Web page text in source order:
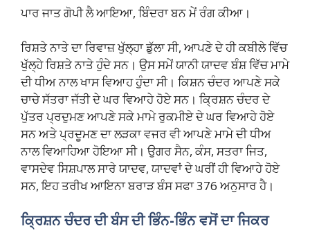
ਪਾਰ ਜਾਤ ਗੋਪੀ ਲੈ ਆਇਆ, ਬਿੰਦਰਾ ਬਨ ਮੇਂ ਰੰਗ ਕੀਆ।
ਰਿਸ਼ਤੇ ਨਾਤੇ ਦਾ ਰਿਵਾਜ਼ ਖੁੱਲ੍ਹਾ ਡੁੱਲਾ ਸੀ, ਆਪਣੇ ਦੇ ਹੀ ਕਬੀਲੇ ਵਿੱਚ
ਖੁੱਲ੍ਹੇ ਰਿਸ਼ਤੇ ਨਾਤੇ ਹੁੰਦੇ ਸਨ। ਉਸ ਸਮੇਂ ਯਾਨੀ ਯਾਦਵ ਬੰਸ਼ ਵਿੱਚ ਮਾਮੇ
ਦੀ ਧੀਅ ਨਾਲ ਖਾਸ ਵਿਆਹ ਹੁੰਦਾ ਸੀ। ਕਿਸ਼ਨ ਚੰਦਰ ਆਪਣੇ ਸਕੇ
ਚਾਚੇ ਸੱਤਰਾ ਜੱਤੀ ਦੇ ਘਰ ਵਿਆਹੇ ਹੋਏ ਸਨ। ਕ੍ਰਿਸ਼ਨ ਚੰਦਰ ਦੇ
ਪੁੱਤਰ ਪ੍ਰਦੁਮਣ ਆਪਣੇ ਸਕੇ ਮਾਮੇ ਰੁਕਮੀਏ ਦੇ ਘਰ ਵਿਆਹੇ ਹੋਏ
ਸਨ ਅਤੇ ਪ੍ਰਦੂਮਣ ਦਾ ਲੜਕਾ ਵਜਰ ਵੀ ਆਪਣੇ ਮਾਮੇ ਦੀ ਧੀਅ
ਨਾਲ ਵਿਆਹਿਆ ਹੋਇਆ ਸੀ। ਉਗਰ ਸੈਨ, ਕੰਸ, ਸਤਰਾ ਜਿਤ,
ਵਾਸਦੇਵ ਸਿਸ਼ਪਾਲ ਸਾਰੇ ਯਾਦਵ, ਯਾਦਵਾਂ ਦੇ ਘਰੀਂ ਹੀ ਵਿਆਹੇ ਹੋਏ
ਸਨ, ਇਹ ਤਰੀਖ ਆਇਨਾ ਬਰਾੜ ਬੰਸ ਸਫਾ 376 ਅਨੁਸਾਰ ਹੈ।
ਕ੍ਰਿਸ਼ਨ ਚੰਦਰ ਦੀ ਬੰਸ ਦੀ ਭਿੰਨ-ਭਿੰਨ ਵਸੋਂ ਦਾ ਜਿਕਰ